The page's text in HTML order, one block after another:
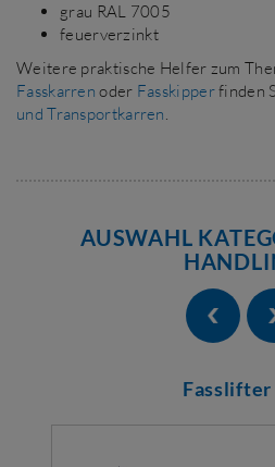
grau RAL 7005
feuerverzinkt
Weitere praktische Helfer zum
Fasskarren oder Fasskipperfinden
und Transportkarren.
AUSWAHL
Fasslifter